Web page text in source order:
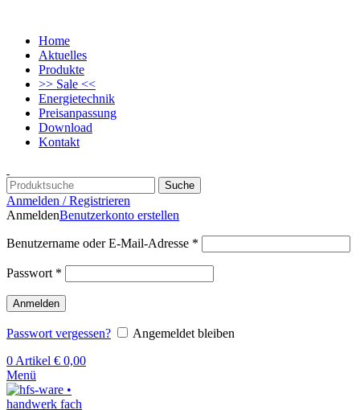
Home
Aktuelles
Produkte
>> Sale <<
Energietechnik
Preisanpassung
Download
Kontakt
Suche
Anmelden / Registrieren
AnmeldenBenutzerkonto erstellen
Benutzername oder E-Mail-Adresse *
Passwort *
Anmelden
Passwort vergessen?
Angemeldet bleiben
0 Artikel € 0,00
Menü